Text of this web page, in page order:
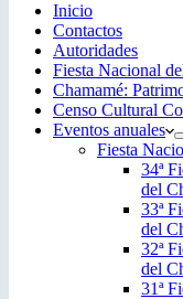
Inicio
Contactos
Autoridades
Fiesta Nacional
Chamamé:
Censo Cultural
Eventos anuales
Fiesta
34ª
del
33ª
del
32ª
del
31ª